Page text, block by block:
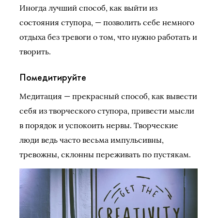
Иногда лучший способ, как выйти из
состояния ступора, — позволить себе немного
отдыха без тревоги о том, что нужно работать и
творить.
Помедитируйте
Медитация — прекрасный способ, как вывести
себя из творческого ступора, привести мысли
в порядок и успокоить нервы. Творческие
люди ведь часто весьма импульсивны,
тревожны, склонны переживать по пустякам.